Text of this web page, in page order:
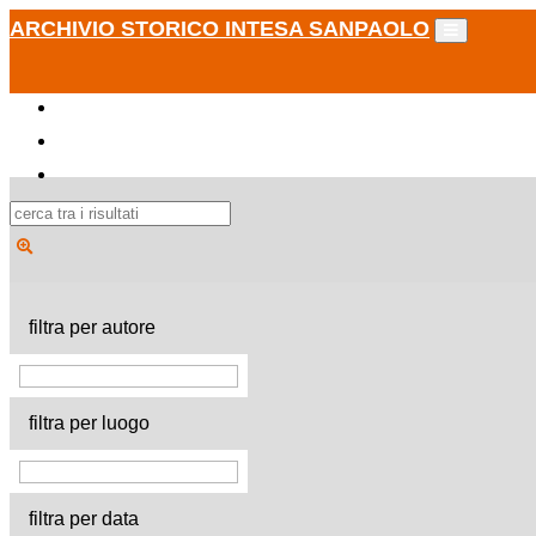
ARCHIVIO STORICO INTESA SANPAOLO
filtra per autore
filtra per luogo
filtra per data